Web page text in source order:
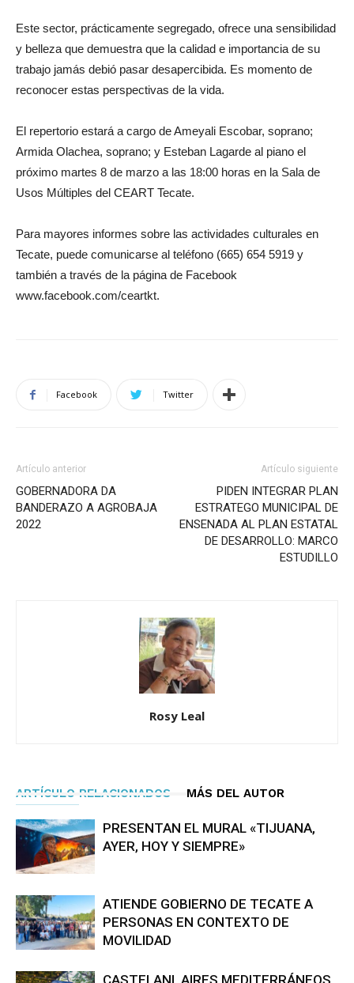
Este sector, prácticamente segregado, ofrece una sensibilidad
y belleza que demuestra que la calidad e importancia de su
trabajo jamás debió pasar desapercibida. Es momento de
reconocer estas perspectivas de la vida.
El repertorio estará a cargo de Ameyali Escobar, soprano;
Armida Olachea, soprano; y Esteban Lagarde al piano el
próximo martes 8 de marzo a las 18:00 horas en la Sala de
Usos Múltiples del CEART Tecate.
Para mayores informes sobre las actividades culturales en
Tecate, puede comunicarse al teléfono (665) 654 5919 y
también a través de la página de Facebook
www.facebook.com/ceartkt.
Facebook Twitter
Artículo anterior
GOBERNADORA DA
BANDERAZO A AGROBAJA
2022
Artículo siguiente
PIDEN INTEGRAR PLAN
ESTRATEGO MUNICIPAL DE
ENSENADA AL PLAN ESTATAL
DE DESARROLLO: MARCO
ESTUDILLO
Rosy Leal
ARTÍCULO RELACIONADOS MÁS DEL AUTOR
PRESENTAN EL MURAL «TIJUANA,
AYER, HOY Y SIEMPRE»
ATIENDE GOBIERNO DE TECATE A
PERSONAS EN CONTEXTO DE
MOVILIDAD
CASTELANI, AIRES MEDITERRÁNEOS